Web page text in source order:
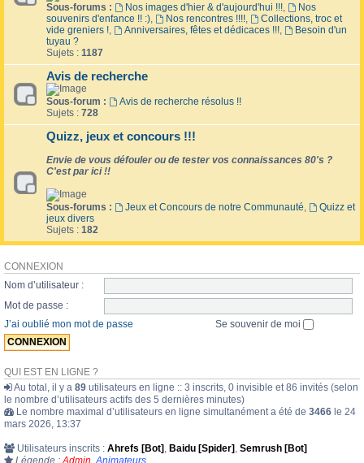
Sous-forums : Nos images d'hier & d'aujourd'hui !!!,
Nos
souvenirs d'enfance !! :), Nos rencontres !!!!,
Collections, troc et
vide greniers !, Anniversaires, fêtes et dédicaces !!!,
Besoin d'un
tuyau ?
Sujets : 1187
Avis de recherche
Sous-forum :
Avis de recherche résolus !!
Sujets : 728
Quizz, jeux et concours !!!
Envie de vous défouler ou de tester vos connaissances 80's ?
C'est par ici !!
Sous-forums : Jeux et Concours de notre Communauté,
Quizz et
jeux divers
Sujets : 182
CONNEXION
Nom d’utilisateur :
Mot de passe :
J’ai oublié mon mot de passe
Se souvenir de moi
QUI EST EN LIGNE ?
Au total, il y a 89 utilisateurs en ligne :: 3 inscrits, 0 invisible et 86 invités (selon
le nombre d’utilisateurs actifs des 5 dernières minutes)
Le nombre maximal d’utilisateurs en ligne simultanément a été de 3466 le 24
mars 2026, 13:37
Utilisateurs inscrits : Ahrefs [Bot] , Baidu [Spider] , Semrush [Bot]
Légende : Admin Animateurs